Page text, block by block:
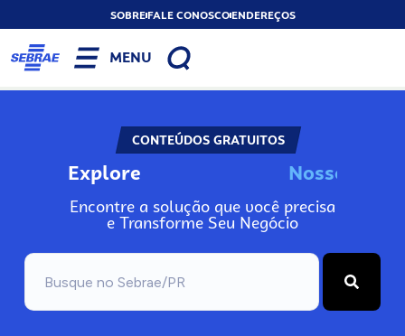
SOBREFALE CONOSCOENDEREÇOS
MENU
CONTEÚDOS GRATUITOS
Explore Nos
Encontre a solução que você precisa
e Transforme Seu Negócio